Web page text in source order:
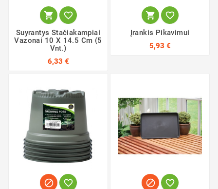
 
Suyrantys Stačiakampiai
Vazonai 10 X 14.5 Cm (5
Vnt.)
6,33 €
 
Įrankis Pikavimui
5,93 €
   